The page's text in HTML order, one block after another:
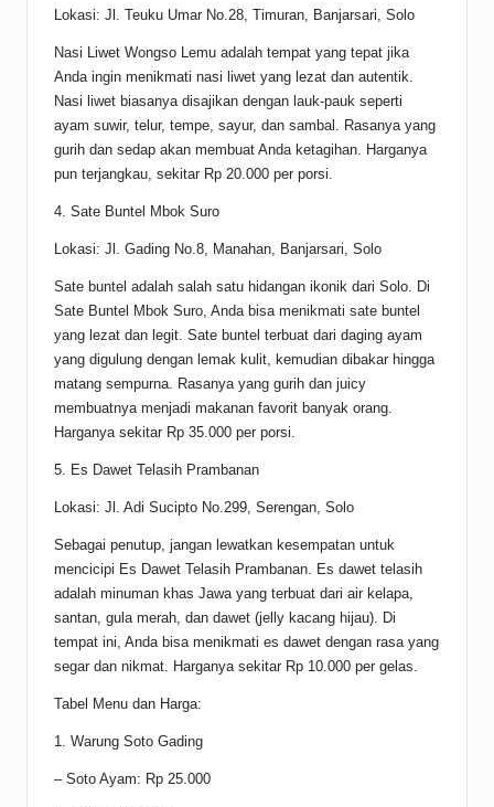
Lokasi: Jl. Teuku Umar No.28, Timuran, Banjarsari, Solo
Nasi Liwet Wongso Lemu adalah tempat yang tepat jika
Anda ingin menikmati nasi liwet yang lezat dan autentik.
Nasi liwet biasanya disajikan dengan lauk-pauk seperti
ayam suwir, telur, tempe, sayur, dan sambal. Rasanya yang
gurih dan sedap akan membuat Anda ketagihan. Harganya
pun terjangkau, sekitar Rp 20.000 per porsi.
4. Sate Buntel Mbok Suro
Lokasi: Jl. Gading No.8, Manahan, Banjarsari, Solo
Sate buntel adalah salah satu hidangan ikonik dari Solo. Di
Sate Buntel Mbok Suro, Anda bisa menikmati sate buntel
yang lezat dan legit. Sate buntel terbuat dari daging ayam
yang digulung dengan lemak kulit, kemudian dibakar hingga
matang sempurna. Rasanya yang gurih dan juicy
membuatnya menjadi makanan favorit banyak orang.
Harganya sekitar Rp 35.000 per porsi.
5. Es Dawet Telasih Prambanan
Lokasi: Jl. Adi Sucipto No.299, Serengan, Solo
Sebagai penutup, jangan lewatkan kesempatan untuk
mencicipi Es Dawet Telasih Prambanan. Es dawet telasih
adalah minuman khas Jawa yang terbuat dari air kelapa,
santan, gula merah, dan dawet (jelly kacang hijau). Di
tempat ini, Anda bisa menikmati es dawet dengan rasa yang
segar dan nikmat. Harganya sekitar Rp 10.000 per gelas.
Tabel Menu dan Harga:
1. Warung Soto Gading
– Soto Ayam: Rp 25.000